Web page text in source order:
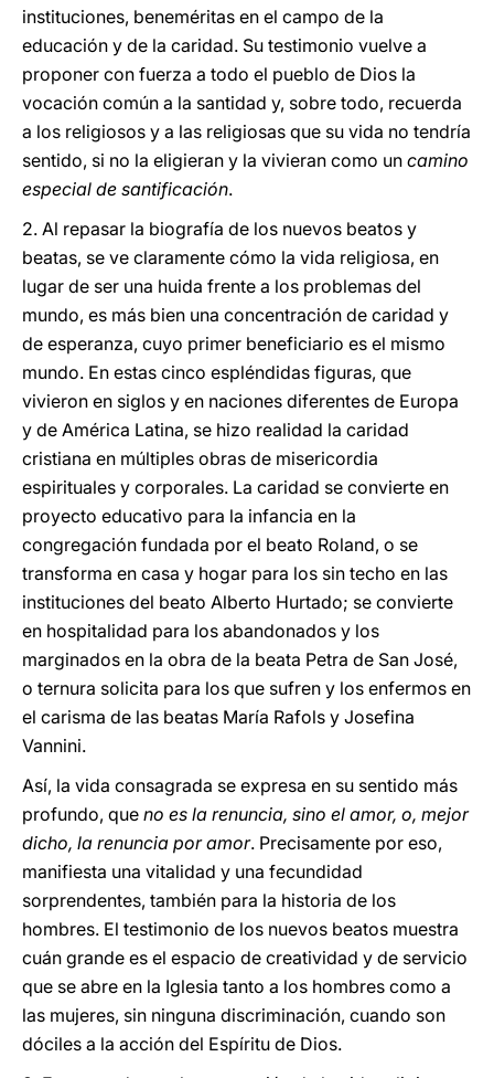
instituciones, beneméritas en el campo de la
educación y de la caridad. Su testimonio vuelve a
proponer con fuerza a todo el pueblo de Dios la
vocación común a la santidad y, sobre todo, recuerda
a los religiosos y a las religiosas que su vida no tendría
sentido, si no la eligieran y la vivieran como un camino
especial de santificación.
2. Al repasar la biografía de los nuevos beatos y
beatas, se ve claramente cómo la vida religiosa, en
lugar de ser una huida frente a los problemas del
mundo, es más bien una concentración de caridad y
de esperanza, cuyo primer beneficiario es el mismo
mundo. En estas cinco espléndidas figuras, que
vivieron en siglos y en naciones diferentes de Europa
y de América Latina, se hizo realidad la caridad
cristiana en múltiples obras de misericordia
espirituales y corporales. La caridad se convierte en
proyecto educativo para la infancia en la
congregación fundada por el beato Roland, o se
transforma en casa y hogar para los sin techo en las
instituciones del beato Alberto Hurtado; se convierte
en hospitalidad para los abandonados y los
marginados en la obra de la beata Petra de San José,
o ternura solicita para los que sufren y los enfermos en
el carisma de las beatas María Rafols y Josefina
Vannini.
Así, la vida consagrada se expresa en su sentido más
profundo, que no es la renuncia, sino el amor, o, mejor
dicho, la renuncia por amor. Precisamente por eso,
manifiesta una vitalidad y una fecundidad
sorprendentes, también para la historia de los
hombres. El testimonio de los nuevos beatos muestra
cuán grande es el espacio de creatividad y de servicio
que se abre en la Iglesia tanto a los hombres como a
las mujeres, sin ninguna discriminación, cuando son
dóciles a la acción del Espíritu de Dios.